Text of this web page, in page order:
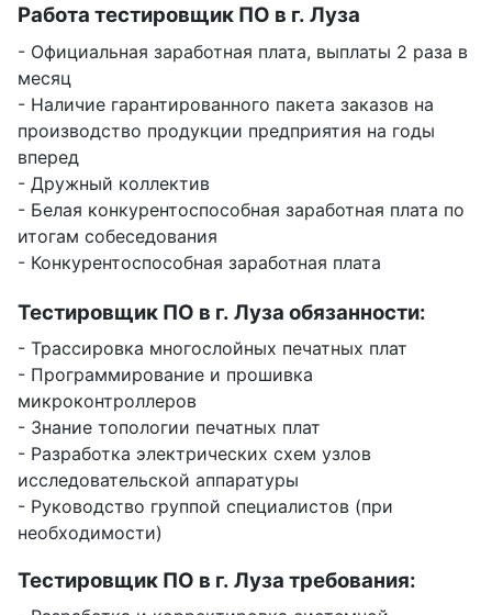
Работа тестировщик ПО в г. Луза
- Официальная заработная плата, выплаты 2 раза в
месяц
- Наличие гарантированного пакета заказов на
производство продукции предприятия на годы
вперед
- Дружный коллектив
- Белая конкурентоспособная заработная плата по
итогам собеседования
- Конкурентоспособная заработная плата
Тестировщик ПО в г. Луза обязанности:
- Трассировка многослойных печатных плат
- Программирование и прошивка
микроконтроллеров
- Знание топологии печатных плат
- Разработка электрических схем узлов
исследовательской аппаратуры
- Руководство группой специалистов (при
необходимости)
Тестировщик ПО в г. Луза требования: